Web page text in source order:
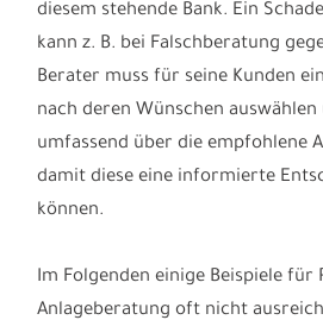
Anlage, also beispielsweise den
Verkaufsprospekts, den
diesem stehende Bank. Ein
kann z. B. bei Falschberatung
Berater muss für seine Kunden
nach deren Wünschen auswählen
umfassend über die empfohlene
können.